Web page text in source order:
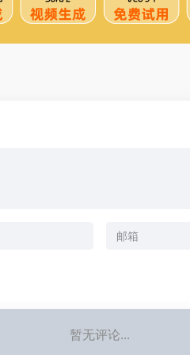
暂无评论...